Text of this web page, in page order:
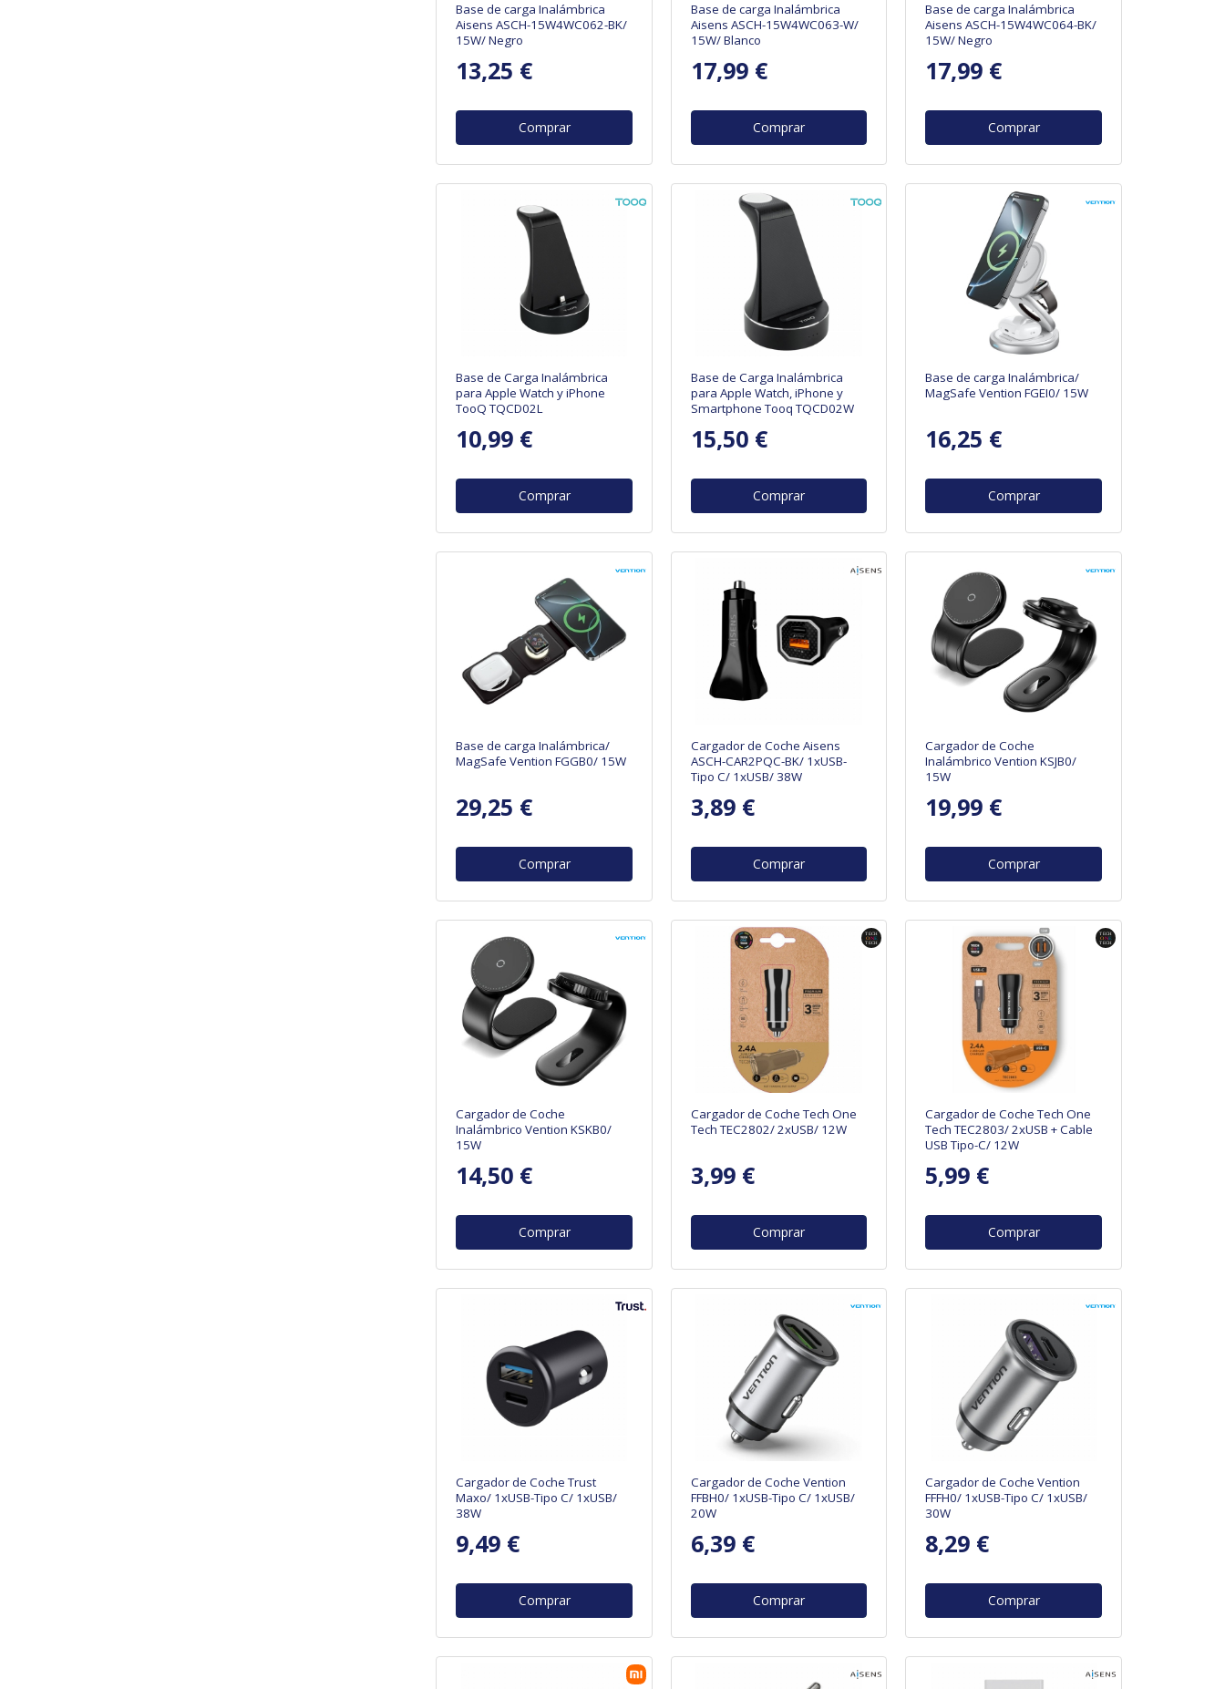
Base de carga Inalámbrica
Aisens ASCH-15W4WC062-BK/
15W/ Negro
13,25 €
Comprar
Base de carga Inalámbrica
Aisens ASCH-15W4WC063-W/
15W/ Blanco
17,99 €
Comprar
Base de carga Inalámbrica
Aisens ASCH-15W4WC064-BK/
15W/ Negro
17,99 €
Comprar
Base de Carga Inalámbrica
para Apple Watch y iPhone
TooQ TQCD02L
10,99 €
Comprar
Base de Carga Inalámbrica
para Apple Watch, iPhone y
Smartphone Tooq TQCD02W
15,50 €
Comprar
Base de carga Inalámbrica/
MagSafe Vention FGEI0/ 15W
16,25 €
Comprar
Base de carga Inalámbrica/
MagSafe Vention FGGB0/ 15W
29,25 €
Comprar
Cargador de Coche Aisens
ASCH-CAR2PQC-BK/ 1xUSB-
Tipo C/ 1xUSB/ 38W
3,89 €
Comprar
Cargador de Coche
Inalámbrico Vention KSJB0/
15W
19,99 €
Comprar
Cargador de Coche
Inalámbrico Vention KSKB0/
15W
14,50 €
Comprar
Cargador de Coche Tech One
Tech TEC2802/ 2xUSB/ 12W
3,99 €
Comprar
Cargador de Coche Tech One
Tech TEC2803/ 2xUSB + Cable
USB Tipo-C/ 12W
5,99 €
Comprar
Cargador de Coche Trust
Maxo/ 1xUSB-Tipo C/ 1xUSB/
38W
9,49 €
Comprar
Cargador de Coche Vention
FFBH0/ 1xUSB-Tipo C/ 1xUSB/
20W
6,39 €
Comprar
Cargador de Coche Vention
FFFH0/ 1xUSB-Tipo C/ 1xUSB/
30W
8,29 €
Comprar